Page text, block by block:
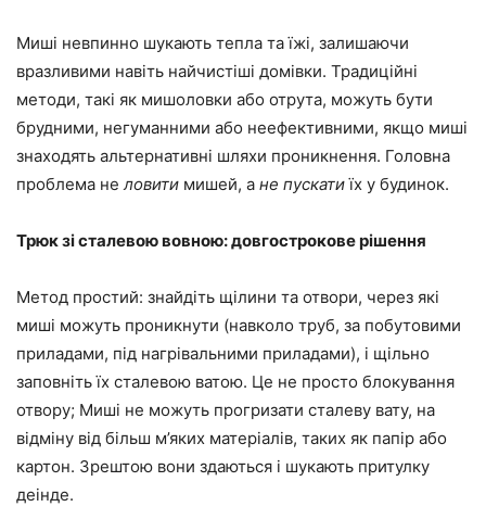
Миші невпинно шукають тепла та їжі, залишаючи
вразливими навіть найчистіші домівки. Традиційні
методи, такі як мишоловки або отрута, можуть бути
брудними, негуманними або неефективними, якщо миші
знаходять альтернативні шляхи проникнення. Головна
проблема не ловити мишей, а не пускатиїх у будинок.
Трюк зі сталевою вовною: довгострокове рішення
Метод простий: знайдіть щілини та отвори, через які
миші можуть проникнути (навколо труб, за побутовими
приладами, під нагрівальними приладами), і щільно
заповніть їх сталевою ватою. Це не просто блокування
отвору; Миші не можуть прогризати сталеву вату, на
відміну від більш м’яких матеріалів, таких як папір або
картон. Зрештою вони здаються і шукають притулку
деінде.